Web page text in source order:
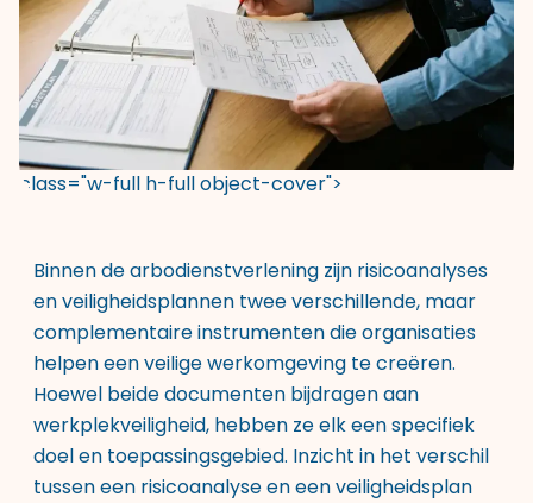
class="w-full h-full object-cover">
Binnen de arbodienstverlening zijn risicoanalyses
en veiligheidsplannen twee verschillende, maar
complementaire instrumenten die organisaties
helpen een veilige werkomgeving te creëren.
Hoewel beide documenten bijdragen aan
werkplekveiligheid, hebben ze elk een specifiek
doel en toepassingsgebied. Inzicht in het verschil
tussen een risicoanalyse en een veiligheidsplan